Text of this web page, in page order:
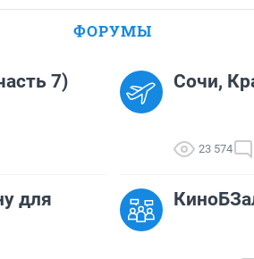
ФОРУМЫ
7) Сочи,
23 574
для